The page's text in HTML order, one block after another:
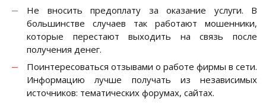
Не вносить предоплату за оказание услуги. В
большинстве случаев так работают мошенники,
которые перестают выходить на связь после
получения денег.
Поинтересоваться отзывами о работе фирмы в сети.
Информацию лучше получать из независимых
источников: тематических форумах, сайтах.